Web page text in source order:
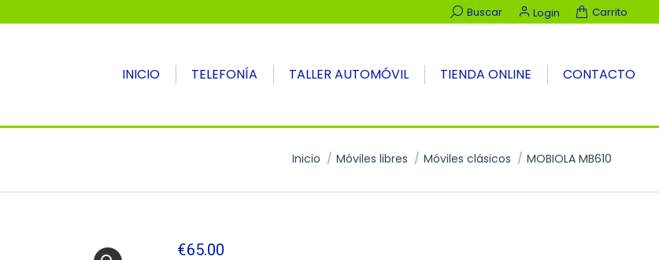
Buscar:
Buscar Login Carrito
INICIO TELEFONÍA TALLER AUTOMÓVIL TIENDA ONLINE CONTACTO
Estás aquí:
Inicio Móviles libres Móviles clásicos MOBIOLA MB610
€65.00